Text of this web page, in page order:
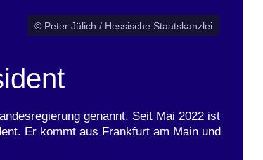
© Peter Jülich / Hessische Staatskanzlei
genannt. Seit Mai 2022 ist
Er kommt aus Frankfurt am Main und